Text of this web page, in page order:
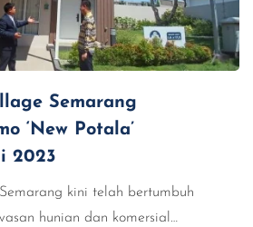
Semarang
‘New Potala’
2023
kini telah bertumbuh
hunian dan komersial…